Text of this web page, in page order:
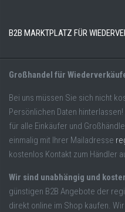
B2B MARKTPLATZ FÜR
Großhandel für
Bei uns müssen Sie sich nicht
Persönlichen Daten
für alle Einkäufer und
einmalig mit Ihrer Mailadresse
kostenlos Kontakt zum Händler
Wir sind unabhängig und
günstigen B2B Angebote der
direkt online im Shop kaufen.